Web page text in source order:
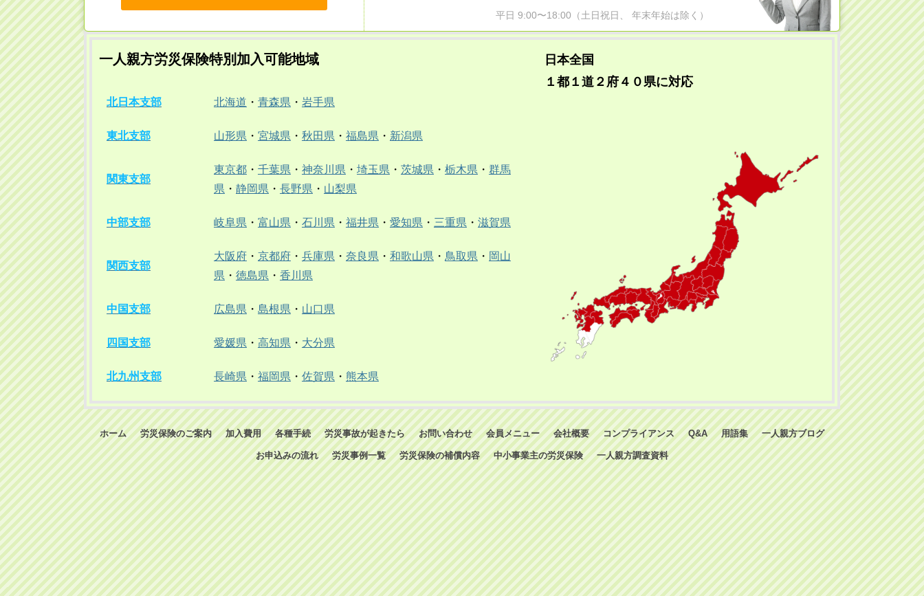
平日 9:00〜18:00（土日祝日、 年末年始は除く）
一人親方労災保険特別加入可能地域
北日本支部 北海道 ・ 青森県 ・ 岩手県
東北支部 山形県 ・ 宮城県 ・ 秋田県 ・ 福島県 ・ 新潟県
関東支部
東京都 ・ 千葉県 ・ 神奈川県 ・ 埼玉県 ・ 茨城県 ・ 栃木県 ・ 群馬
県 ・ 静岡県 ・ 長野県 ・ 山梨県
中部支部 岐阜県 ・ 富山県 ・ 石川県 ・ 福井県 ・ 愛知県 ・ 三重県 ・ 滋賀県
関西支部
大阪府 ・ 京都府 ・ 兵庫県 ・ 奈良県 ・ 和歌山県 ・ 鳥取県 ・ 岡山
県 ・ 徳島県 ・ 香川県
中国支部 広島県 ・ 島根県 ・ 山口県
四国支部 愛媛県 ・ 高知県 ・ 大分県
北九州支部 長崎県 ・ 福岡県 ・ 佐賀県 ・ 熊本県
日本全国
１都１道２府４０県に対応
ホーム 労災保険のご案内 加入費用 各種手続 労災事故が起きたら お問い合わせ 会員メニュー 会社概要 コンプライアンス Q&A 用語集 一人親方ブログ
お申込みの流れ 労災事例一覧 労災保険の補償内容 中小事業主の労災保険 一人親方調査資料